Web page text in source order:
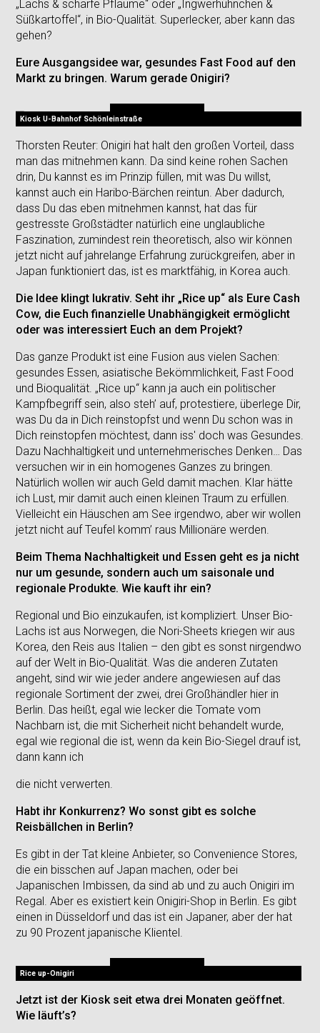
„Lachs & scharfe Pflaume“ oder „Ingwerhühnchen &
Süßkartoffel“, in Bio-Qualität. Superlecker, aber kann das
gehen?
Eure Ausgangsidee war, gesundes Fast Food auf den
Markt zu bringen. Warum gerade Onigiri?
Kiosk U-Bahnhof Schönleinstraße
Thorsten Reuter: Onigiri hat halt den großen Vorteil, dass
man das mitnehmen kann. Da sind keine rohen Sachen
drin, Du kannst es im Prinzip füllen, mit was Du willst,
kannst auch ein Haribo-Bärchen reintun. Aber dadurch,
dass Du das eben mitnehmen kannst, hat das für
gestresste Großstädter natürlich eine unglaubliche
Faszination, zumindest rein theoretisch, also wir können
jetzt nicht auf jahrelange Erfahrung zurückgreifen, aber in
Japan funktioniert das, ist es marktfähig, in Korea auch.
Die Idee klingt lukrativ. Seht ihr „Rice up“ als Eure Cash
Cow, die Euch finanzielle Unabhängigkeit ermöglicht
oder was interessiert Euch an dem Projekt?
Das ganze Produkt ist eine Fusion aus vielen Sachen:
gesundes Essen, asiatische Bekömmlichkeit, Fast Food
und Bioqualität. „Rice up“ kann ja auch ein politischer
Kampfbegriff sein, also steh’ auf, protestiere, überlege Dir,
was Du da in Dich reinstopfst und wenn Du schon was in
Dich reinstopfen möchtest, dann iss' doch was Gesundes.
Dazu Nachhaltigkeit und unternehmerisches Denken… Das
versuchen wir in ein homogenes Ganzes zu bringen.
Natürlich wollen wir auch Geld damit machen. Klar hätte
ich Lust, mir damit auch einen kleinen Traum zu erfüllen.
Vielleicht ein Häuschen am See irgendwo, aber wir wollen
jetzt nicht auf Teufel komm’ raus Millionäre werden.
Beim Thema Nachhaltigkeit und Essen geht es ja nicht
nur um gesunde, sondern auch um saisonale und
regionale Produkte. Wie kauft ihr ein?
Regional und Bio einzukaufen, ist kompliziert. Unser Bio-
Lachs ist aus Norwegen, die Nori-Sheets kriegen wir aus
Korea, den Reis aus Italien – den gibt es sonst nirgendwo
auf der Welt in Bio-Qualität. Was die anderen Zutaten
angeht, sind wir wie jeder andere angewiesen auf das
regionale Sortiment der zwei, drei Großhändler hier in
Berlin. Das heißt, egal wie lecker die Tomate vom
Nachbarn ist, die mit Sicherheit nicht behandelt wurde,
egal wie regional die ist, wenn da kein Bio-Siegel drauf ist,
dann kann ich
die nicht verwerten.
Habt ihr Konkurrenz? Wo sonst gibt es solche
Reisbällchen in Berlin?
Es gibt in der Tat kleine Anbieter, so Convenience Stores,
die ein bisschen auf Japan machen, oder bei
Japanischen Imbissen, da sind ab und zu auch Onigiri im
Regal. Aber es existiert kein Onigiri-Shop in Berlin. Es gibt
einen in Düsseldorf und das ist ein Japaner, aber der hat
zu 90 Prozent japanische Klientel.
Rice up-Onigiri
Jetzt ist der Kiosk seit etwa drei Monaten geöffnet.
Wie läuft’s?